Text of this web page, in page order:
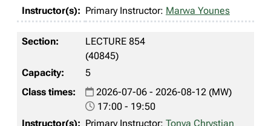
Primary Instructor: Marwa Younes
LECTURE 854
(40845)
5
2026-07-06 - 2026-08-12 (MW)
17:00 - 19:50
Primary Instructor: Tonya Chrystian